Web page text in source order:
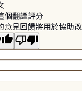
個翻譯評分
意見回饋將用於協助